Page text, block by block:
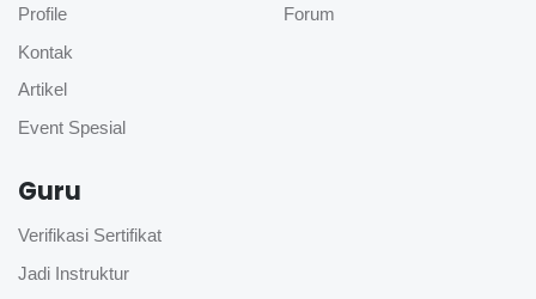
Profile
Kontak
Artikel
Event Spesial
Forum
Guru
Verifikasi Sertifikat
Jadi Instruktur